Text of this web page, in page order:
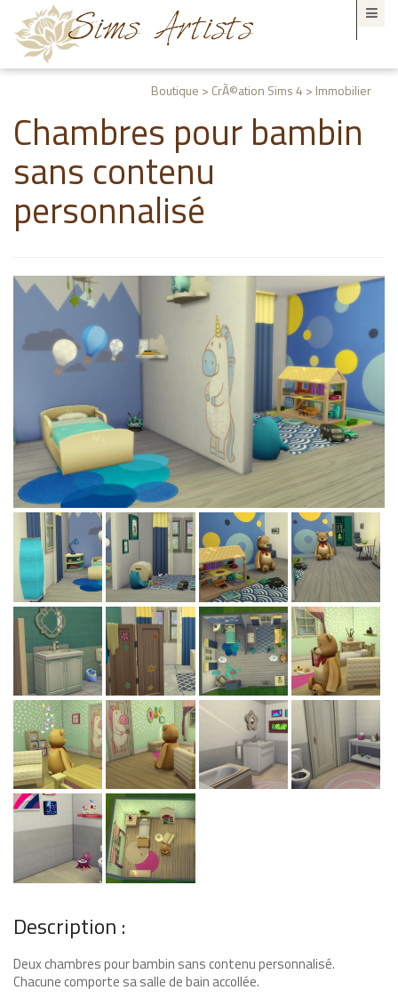
Boutique > CrÃ©ation Sims 4 > Immobilier
Chambres pour bambin
sans contenu
personnalisé
Description :
Deux chambres pour bambin sans contenu personnalisé.
Chacune comporte sa salle de bain accollée.